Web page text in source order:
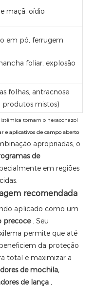
maçã, oídio
em pó, ferrugem
foliar, explosão
folhas, antracnose
produtos mistos)
tornam o hexaconazol
e aplicativos de campo aberto
apropriadas, o
de
em regiões
recomendada
aplicado como um
precoce . Seu
permite que até
da proteção
total e maximizar a
de mochila,
de lança ,